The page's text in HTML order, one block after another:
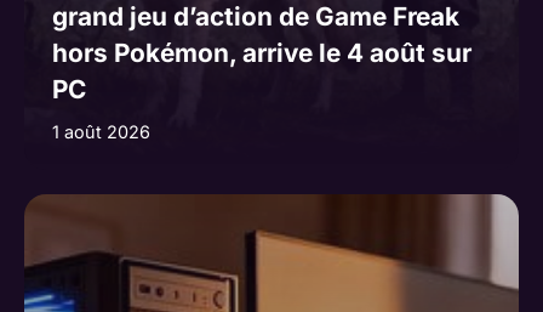
grand jeu d’action de Game Freak
hors Pokémon, arrive le 4 août sur
PC
1 août 2026